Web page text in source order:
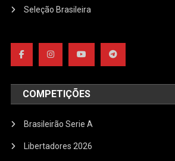
Seleção Brasileira
COMPETIÇÕES
Brasileirão Serie A
Libertadores 2026